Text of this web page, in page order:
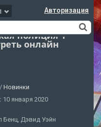
Авторизация
полиция 1
онлайн
/ Новинки
10 января 2020
Бенц, Дэвид Уэйн